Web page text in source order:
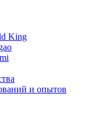
King
и опытов